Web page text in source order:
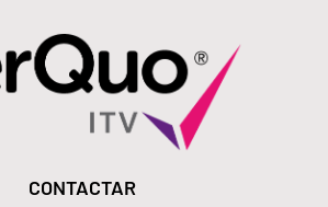
CONTACTAR